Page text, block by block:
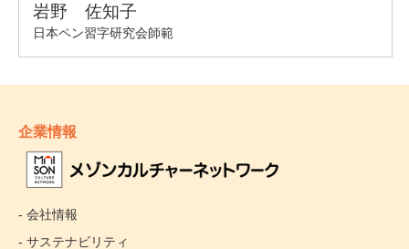
企業情報
- 会社情報
- サステナビリティ